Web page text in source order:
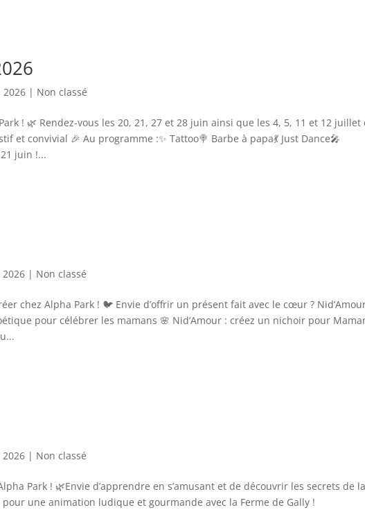
2026 | Non classé
! 🌿 Rendez-vous les 20, 21, 27 et 28 juin ainsi que les 4, 5, 11 et 12 juillet
et convivial 🎉 Au programme :✨ Tattoo🍭 Barbe à papa💃 Just Dance🎤
juin !...
2026 | Non classé
chez Alpha Park ! 🐦 Envie d’offrir un présent fait avec le cœur ?
pour célébrer les mamans 🌸 Nid’Amour : créez un nichoir pour
2026 | Non classé
Park ! 🌿Envie d’apprendre en s’amusant et de découvrir les secrets de la
pour une animation ludique et gourmande avec la Ferme de Gally !